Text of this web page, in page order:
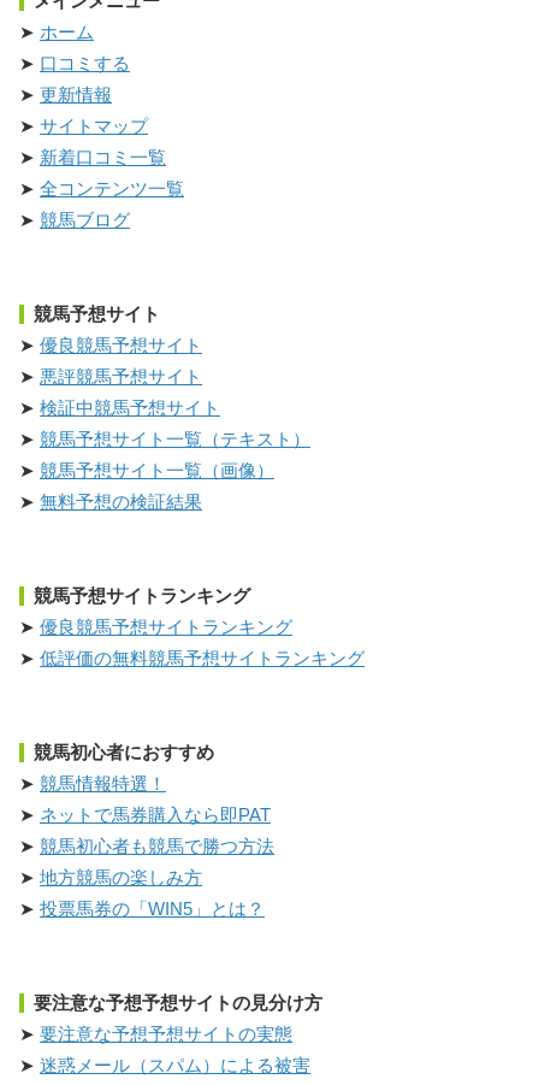
ホーム
口コミする
更新情報
サイトマップ
新着口コミ一覧
全コンテンツ一覧
競馬ブログ
競馬予想サイト
優良競馬予想サイト
悪評競馬予想サイト
検証中競馬予想サイト
競馬予想サイト一覧（テキスト）
競馬予想サイト一覧（画像）
無料予想の検証結果
競馬予想サイトランキング
優良競馬予想サイトランキング
低評価の無料競馬予想サイトランキング
競馬初心者におすすめ
競馬情報特選！
ネットで馬券購入なら即PAT
競馬初心者も競馬で勝つ方法
地方競馬の楽しみ方
投票馬券の「WIN5」とは？
要注意な予想予想サイトの見分け方
要注意な予想予想サイトの実態
迷惑メール（スパム）による被害